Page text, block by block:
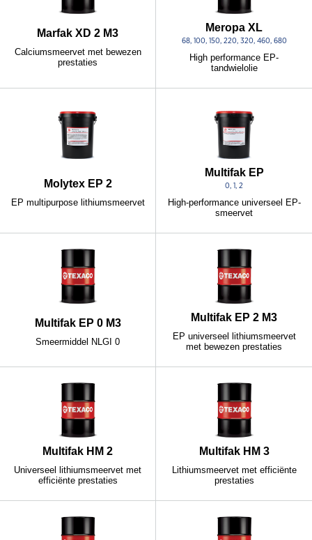
Marfak XD 2 M3
Calciumsmeervet met bewezen
prestaties
Meropa XL
68, 100, 150, 220, 320, 460, 680
High performance EP-
tandwielolie
Molytex EP 2
EP multipurpose lithiumsmeervet
Multifak EP
0, 1, 2
High-performance universeel EP-
smeervet
Multifak EP 0 M3
Smeermiddel NLGI 0
Multifak EP 2 M3
EP universeel lithiumsmeervet
met bewezen prestaties
Multifak HM 2
Universeel lithiumsmeervet met
efficiënte prestaties
Multifak HM 3
Lithiumsmeervet met efficiënte
prestaties